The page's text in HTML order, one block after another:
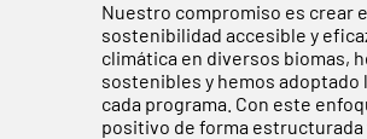
Nuestro compromiso es crear
sostenibilidad accesible y
climática en diversos biomas,
sostenibles y hemos adoptado
cada programa. Con este
positivo de forma estructurada